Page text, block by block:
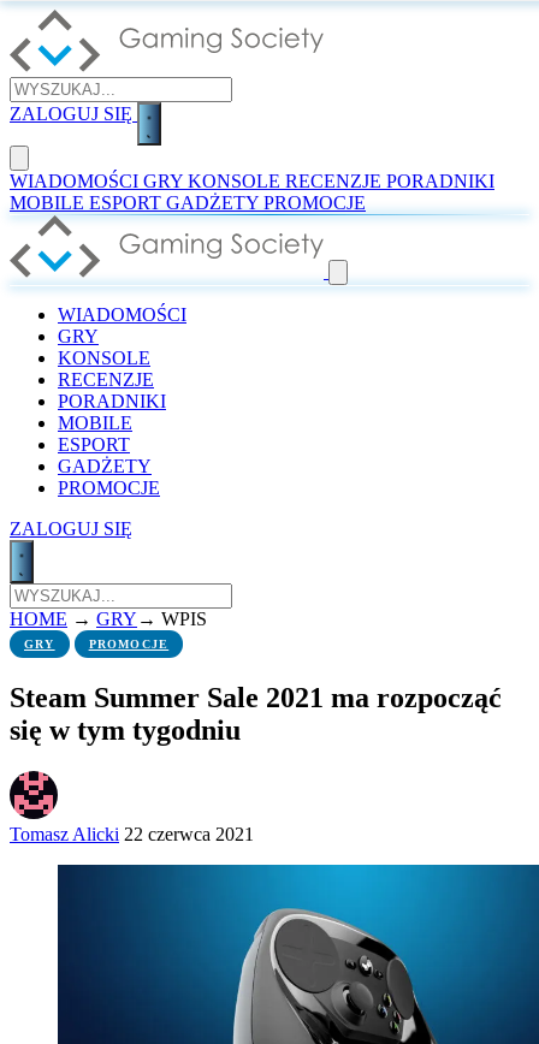
ZALOGUJ SIĘ
WIADOMOŚCI GRY KONSOLE RECENZJE PORADNIKI
MOBILE ESPORT GADŻETY PROMOCJE
WIADOMOŚCI
GRY
KONSOLE
RECENZJE
PORADNIKI
MOBILE
ESPORT
GADŻETY
PROMOCJE
ZALOGUJ SIĘ
HOME → GRY → WPIS
GRY PROMOCJE
Steam Summer Sale 2021 ma rozpocząć
się w tym tygodniu
Tomasz Alicki 22 czerwca 2021